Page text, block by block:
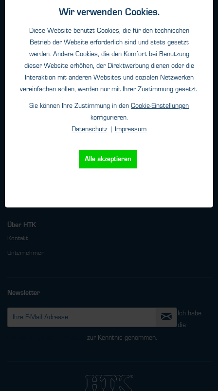
Geschäftsbedingungen
Datenschutz
Impressum
Kontakt
Oehleckerring 32 • 22419 Hamburg
Telefon: +49 (0)40 - 600 38 38 - 0
Über HTK
Kontakt
Unternehmen
Newsletter
Ich habe
die
zur Kenntnis genommen.
Wir verwenden Cookies.
Diese Website benutzt Cookies, die für den technischen
Betrieb der Website erforderlich sind und stets gesetzt
werden. Andere Cookies, die den Komfort bei Benutzung
dieser Website erhöhen, der Direktwerbung dienen oder die
Interaktion mit anderen Websites und sozialen Netzwerken
vereinfachen sollen, werden nur mit Ihrer Zustimmung gesetzt.
Sie können Ihre Zustimmung in den Cookie-Einstellungen
konfigurieren.
Datenschutz
Impressum
Alle akzeptieren